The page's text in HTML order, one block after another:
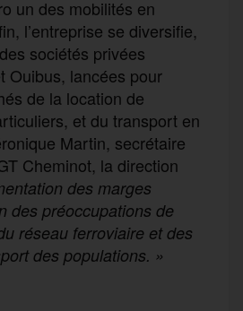
un des mobilités en
l’entreprise se diversifie,
sociétés privées
Ouibus, lancées pour
de la location de
et du transport en
Martin, secrétaire
Cheminot, la direction
des marges
des préoccupations de
réseau ferroviaire et des
des populations. »